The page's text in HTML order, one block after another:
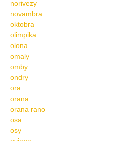
norivezy
novambra
oktobra
olimpika
olona
omaly
omby
ondry
ora
orana
orana rano
osa
osy